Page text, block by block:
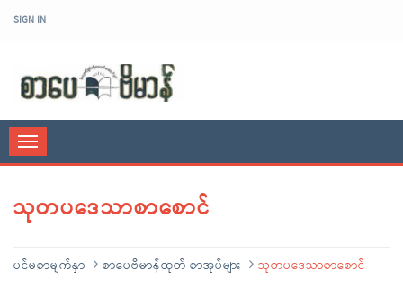
SIGN IN
Toggle
navigation
သုတပဒေသာစာစောင်
ပင်မစာမျက်နှာ စာပေဗိမာန်ထုတ် စာအုပ်များ သုတပဒေသာစာစောင်